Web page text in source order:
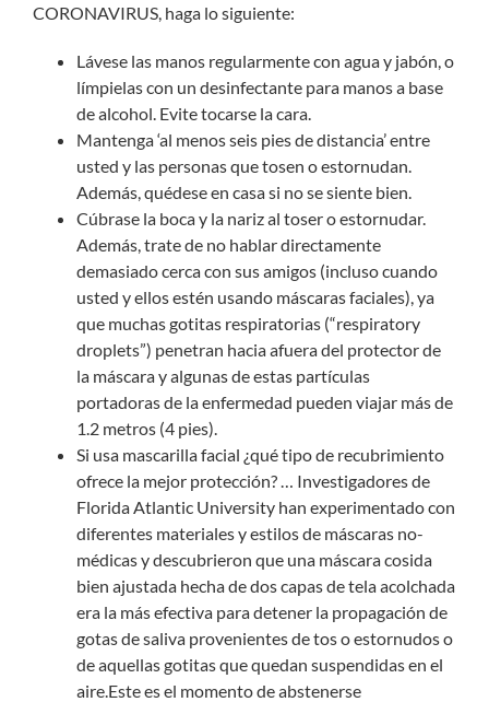
CORONAVIRUS, haga lo siguiente:
Lávese las manos regularmente con agua y jabón, o
límpielas con un desinfectante para manos a base
de alcohol. Evite tocarse la cara.
Mantenga ‘al menos seis pies de distancia’ entre
usted y las personas que tosen o estornudan.
Además, quédese en casa si no se siente bien.
Cúbrase la boca y la nariz al toser o estornudar.
Además, trate de no hablar directamente
demasiado cerca con sus amigos (incluso cuando
usted y ellos estén usando máscaras faciales), ya
que muchas gotitas respiratorias (“respiratory
droplets”) penetran hacia afuera del protector de
la máscara y algunas de estas partículas
portadoras de la enfermedad pueden viajar más de
1.2 metros (4 pies).
Si usa mascarilla facial ¿qué tipo de recubrimiento
ofrece la mejor protección? … Investigadores de
Florida Atlantic University han experimentado con
diferentes materiales y estilos de máscaras no-
médicas y descubrieron que una máscara cosida
bien ajustada hecha de dos capas de tela acolchada
era la más efectiva para detener la propagación de
gotas de saliva provenientes de tos o estornudos o
de aquellas gotitas que quedan suspendidas en el
aire.Este es el momento de abstenerse